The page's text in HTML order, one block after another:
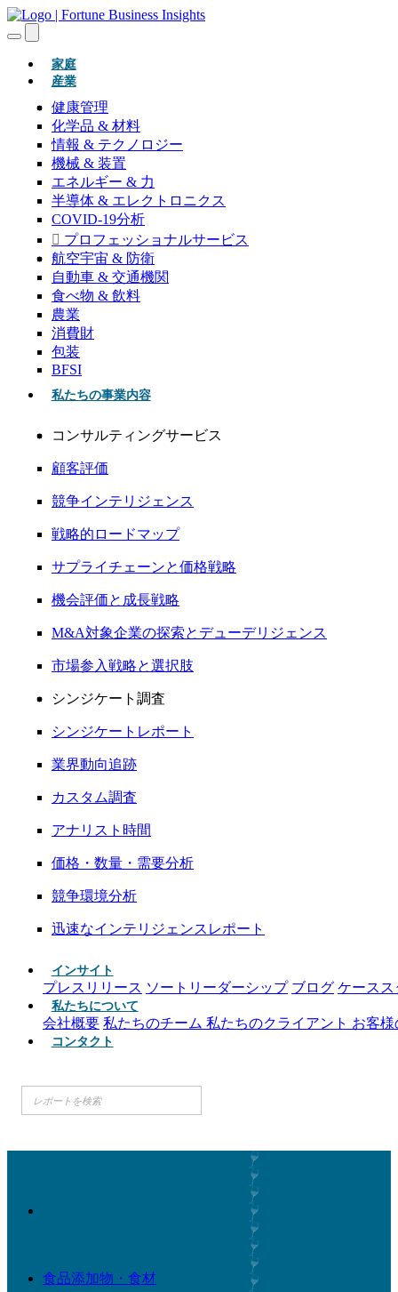
家庭(現在)
産業
健康管理
化学品 & 材料
情報 & テクノロジー
機械 & 装置
エネルギー & 力
半導体 & エレクトロニクス
COVID-19分析
プロフェッショナルサービス
航空宇宙 & 防衛
自動車 & 交通機関
食べ物 & 飲料
農業
消費財
包装
BFSI
私たちの事業内容
コンサルティングサービス
顧客評価
競争インテリジェンス
戦略的ロードマップ
サプライチェーンと価格戦略
機会評価と成長戦略
M&A対象企業の探索とデューデリジェンス
市場参入戦略と選択肢
シンジケート調査
シンジケートレポート
業界動向追跡
カスタム調査
アナリスト時間
価格・数量・需要分析
競争環境分析
迅速なインテリジェンスレポート
インサイト
プレスリリース ソートリーダーシップ ブログ ケースス
私たちについて
会社概要 私たちのチーム 私たちのクライアント お客
コンタクト
食品添加物・食材